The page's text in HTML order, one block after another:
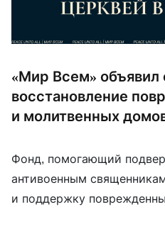
«Мир Всем» объявил
восстановление
и молитвенных
Фонд, помогающий
антивоенным
и поддержку